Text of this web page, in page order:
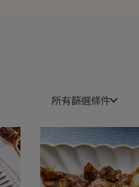
所有篩選條件